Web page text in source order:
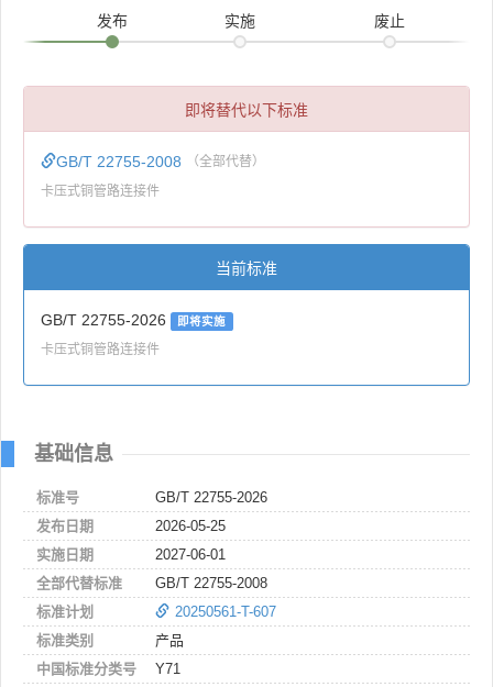
发布 实施 废止
即将替代以下标准
GB/T 22755-2008 （全部代替）
卡压式铜管路连接件
当前标准
GB/T 22755-2026 即将实施
卡压式铜管路连接件
基础信息
标准号
GB/T 22755-2026
发布日期
2026-05-25
实施日期
2027-06-01
全部代替标准
GB/T 22755-2008
标准计划
20250561-T-607
标准类别
产品
中国标准分类号
Y71